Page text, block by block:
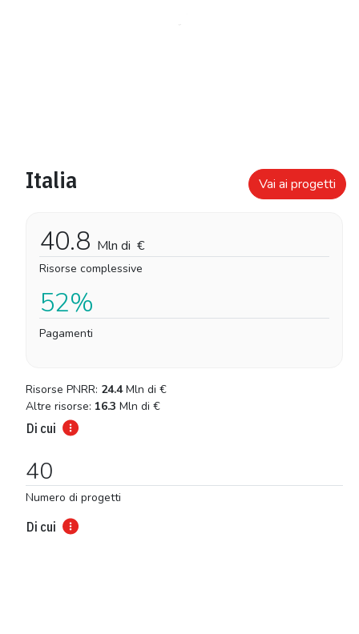
Italia Vai ai progetti
40.8 Mln di €
Risorse complessive
52%
Pagamenti
Risorse PNRR: 24.4 Mln di €
Altre risorse: 16.3 Mln di €
Di cui
40
Numero di progetti
Di cui